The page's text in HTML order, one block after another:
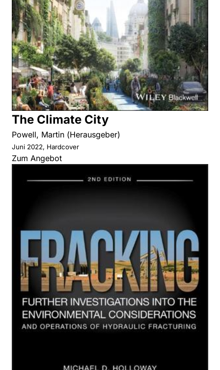
The Climate City
Powell, Martin (Herausgeber)
Juni 2022, Hardcover
Zum Angebot